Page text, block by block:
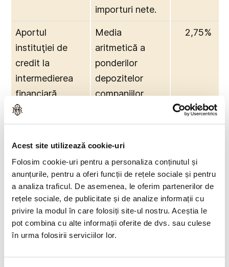
Acest site utilizează cookie-uri
Folosim cookie-uri pentru a personaliza conținutul și
anunțurile, pentru a oferi funcții de rețele sociale și pentru
a analiza traficul. De asemenea, le oferim partenerilor de
rețele sociale, de publicitate și de analize informații cu
privire la modul în care folosiți site-ul nostru. Aceștia le
pot combina cu alte informații oferite de dvs. sau culese
în urma folosirii serviciilor lor.
importuri nete.
Aportul
instituţiei de
credit la
intermedierea
financiară,
calculat prin
volumul
populaţie şi de la
companii
nefinanciare
Media
aritmetică a
ponderilor
depozitelor
companiilor
populaţiei
credit în total
depozite ale
companiilor
nefinanciare şi
populaţiei din
2,75%